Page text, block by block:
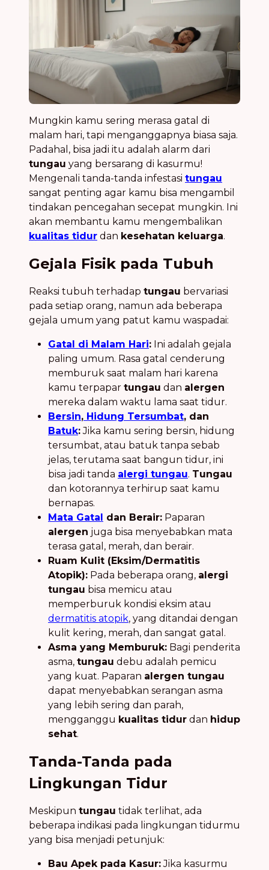
Mungkin kamu sering merasa gatal di
malam hari, tapi menganggapnya biasa saja.
Padahal, bisa jadi itu adalah alarm dari
tungau yang bersarang di kasurmu!
Mengenali tanda-tanda infestasi tungau
sangat penting agar kamu bisa mengambil
tindakan pencegahan secepat mungkin. Ini
akan membantu kamu mengembalikan
kualitas tidur dan kesehatan keluarga.
Gejala Fisik pada Tubuh
Reaksi tubuh terhadap tungau bervariasi
pada setiap orang, namun ada beberapa
gejala umum yang patut kamu waspadai:
Gatal di Malam Hari: Ini adalah gejala
paling umum. Rasa gatal cenderung
memburuk saat malam hari karena
kamu terpapar tungau dan alergen
mereka dalam waktu lama saat tidur.
Bersin, Hidung Tersumbat, dan
Batuk:Jika kamu sering bersin, hidung
tersumbat, atau batuk tanpa sebab
jelas, terutama saat bangun tidur, ini
bisa jadi tanda alergi tungau. Tungau
dan kotorannya terhirup saat kamu
bernapas.
Mata Gatal dan Berair: Paparan
alergen juga bisa menyebabkan mata
terasa gatal, merah, dan berair.
Ruam Kulit (Eksim/Dermatitis
Atopik): Pada beberapa orang, alergi
tungau bisa memicu atau
memperburuk kondisi eksim atau
dermatitis atopik, yang ditandai dengan
kulit kering, merah, dan sangat gatal.
Asma yang Memburuk: Bagi penderita
asma, tungau debu adalah pemicu
yang kuat. Paparan alergen tungau
dapat menyebabkan serangan asma
yang lebih sering dan parah,
mengganggu kualitas tidur dan hidup
sehat.
Tanda-Tanda pada
Lingkungan Tidur
Meskipun tungau tidak terlihat, ada
beberapa indikasi pada lingkungan tidurmu
yang bisa menjadi petunjuk:
Bau Apek pada Kasur:Jika kasurmu